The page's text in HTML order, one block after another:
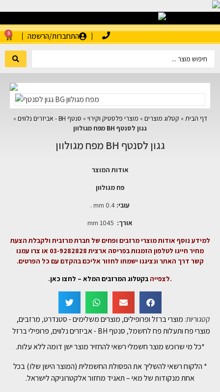
התחברות/הרשמה 0
דף הבית » קטלוג מוצרים » מוצרי פלסטיק וקירוי » סנטף BH - אביזרים נלווים
»
גגון לסנטף BH מפח מגולוון
גגון לסנטף BH מפח מגולוון
אודות המוצר
פח מגולוון
עובי:
אורך:
למידע נוסף אודות מוצרי מרזבים ופחים של חברת מרזבית ולקבלת הצעת
מחיר חייגו לטלפון הזמנות בפריסה ארצית 03-9282828 או צרו עמנו
קשר דרך האתר ונציגנו ישמחו לחזור אליכם בהקדם עם כל הפרטים.
.לצפייה בקטלוג המרזבים המלא – לחצו כאן.
קטגוריות: מוצרי ברזל ופרופילים, מוצרים משלימים - סטנדרט, מרזבים,
מוצרי פח ותעלות פח לחשמל, סנטף BH - אביזרים נלווים , פרופילי ברזל
*כל מי שרוכש מוצר חשמלי רשאי להחזיר מוצר ישן דומה ללא עלות.
* הלקוח רשאי להשליך את הפסולת החשמלית (המוצר הישן שלו) בכל
אחת מנקודות של מאי – תאגיד מחזור אלקטרוניקה לישראל.